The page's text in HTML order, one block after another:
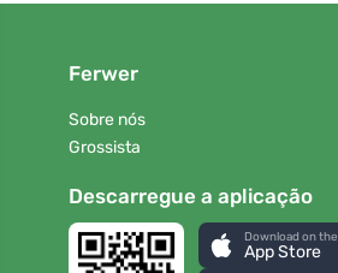
Ferwer
Sobre nós
Grossista
Descarregue a aplicação
Download on the
App Store